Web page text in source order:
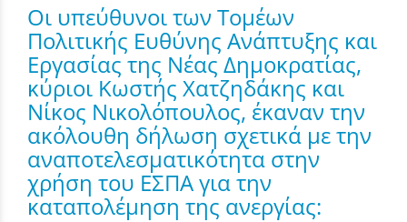
Οι υπεύθυνοι των Τομέων
Πολιτικής Ευθύνης Ανάπτυξης και
Εργασίας της Νέας Δημοκρατίας,
κύριοι Κωστής Χατζηδάκης και
Νίκος Νικολόπουλος, έκαναν την
ακόλουθη δήλωση σχετικά με την
αναποτελεσματικότητα στην
χρήση του ΕΣΠΑ για την
καταπολέμηση της ανεργίας: